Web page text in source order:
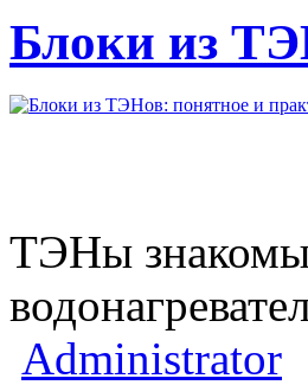
Блоки из
ТЭНы знакомы
Administrator